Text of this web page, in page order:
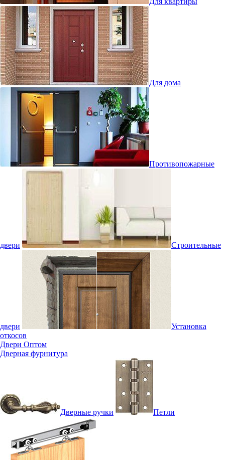
Для дома
Противопожарные
двери Строительные
двери
Установка
откосов
Двери Оптом
Дверная фурнитура
Дверные ручки Петли